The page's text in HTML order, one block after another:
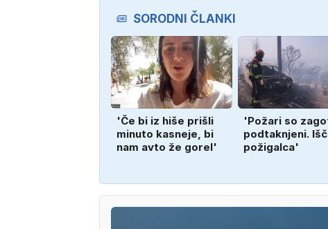
SORODNI ČLANKI
'Če bi iz hiše prišli
minuto kasneje, bi
nam avto že gorel'
'Požari so
podtaknjeni.
požigalca'